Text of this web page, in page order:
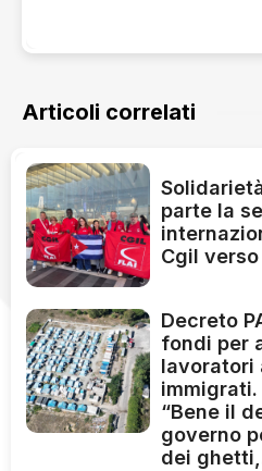
Articoli correlati
parte la
Cgil verso
Decreto
fondi per
lavoratori
immigrati.
“Bene il
governo
dei